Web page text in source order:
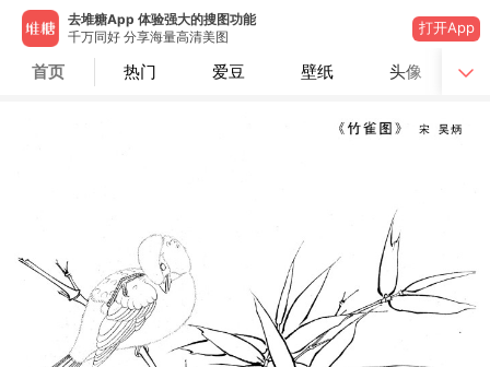
去堆糖App 体验强大的搜图功能
千万同好 分享海量高清美图
打开App
首页 热门 爱豆 壁纸 头像